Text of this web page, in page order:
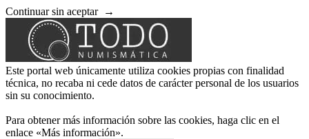
Continuar sin aceptar →
Este portal web únicamente utiliza cookies propias con finalidad
técnica, no recaba ni cede datos de carácter personal de los usuarios
sin su conocimiento.
Para obtener más información sobre las cookies, haga clic en el
enlace «Más información».